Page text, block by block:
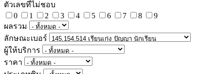
ตัวเลขที่ไม่ชอบ
0
1 2 3 4 5 6 7 8
9
ผลรวม
ลักษณะเบอร์
ผู้ให้บริการ
ราคา